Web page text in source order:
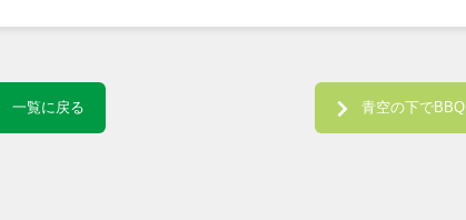
青空の下でBBQ
一覧に戻る